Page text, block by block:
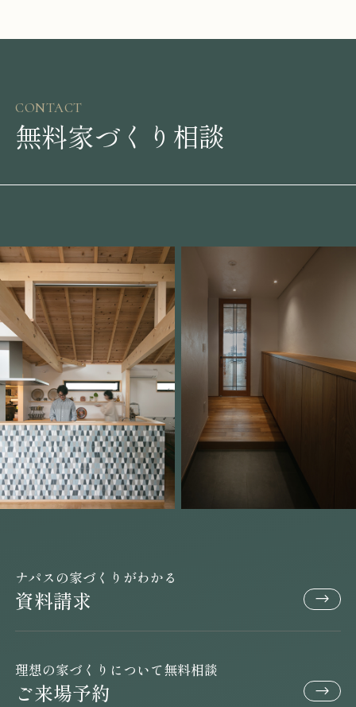
CONTACT
無料家づくり相談
ナパスの家づくりがわかる
資料請求
理想の家づくりについて無料相談
ご来場予約